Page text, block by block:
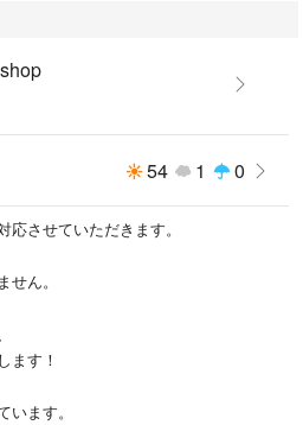
54 1 0
させていただきます。
ん。
ます！
ます。